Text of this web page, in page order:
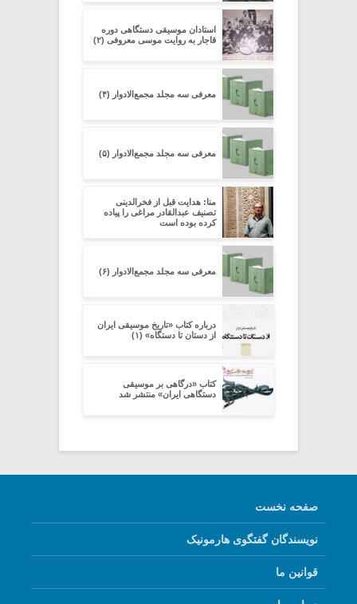
استادان موسیقی دستگاهی دوره
قاجار به روایت موسی معروفی (۲)
معرفی سه مجلد مجمع‌الادوار (۴)
معرفی سه مجلد مجمع‌الادوار (۵)
منا: هدایت قبل از فخرالدینی
تصنیف عبدالقادر مراغی را پیاده
کرده بوده است
معرفی سه مجلد مجمع‌الادوار (۶)
درباره کتاب «تاریخ موسیقی ایران
از دستان تا دستگاه» (۱)
کتاب «درگاهی بر موسیقی
دستگاهی ایران» منتشر شد
صفحه نخست
نویسندگان گفتگوی هارمونیک
قوانین ما